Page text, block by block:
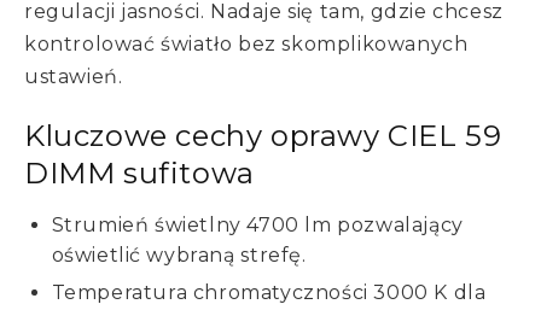
regulacji jasności. Nadaje się tam, gdzie chcesz
kontrolować światło bez skomplikowanych
ustawień.
Kluczowe cechy oprawy CIEL 59
DIMM sufitowa
Strumień świetlny 4700 lm pozwalający
oświetlić wybraną strefę.
Temperatura chromatyczności 3000 K dla